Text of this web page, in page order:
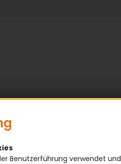
Benutzerführung verwendet